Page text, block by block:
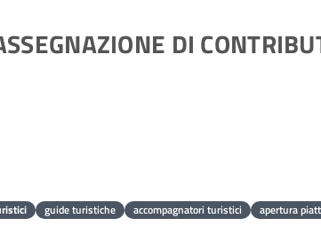
DI
guide turistiche accompagnatori turistici apertura